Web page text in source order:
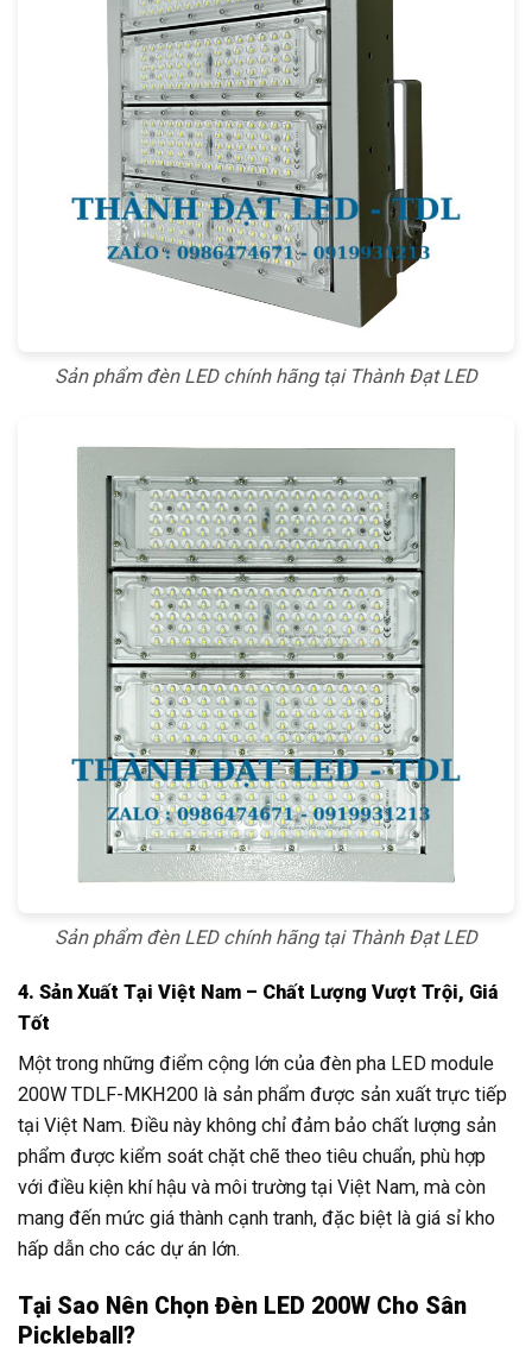
Sản phẩm đèn LED chính hãng tại Thành Đạt LED
Sản phẩm đèn LED chính hãng tại Thành Đạt LED
4. Sản Xuất Tại Việt Nam – Chất Lượng Vượt Trội, Giá
Tốt
Một trong những điểm cộng lớn của đèn pha LED module
200W TDLF-MKH200 là sản phẩm được sản xuất trực tiếp
tại Việt Nam. Điều này không chỉ đảm bảo chất lượng sản
phẩm được kiểm soát chặt chẽ theo tiêu chuẩn, phù hợp
với điều kiện khí hậu và môi trường tại Việt Nam, mà còn
mang đến mức giá thành cạnh tranh, đặc biệt là giá sỉ kho
hấp dẫn cho các dự án lớn.
Tại Sao Nên Chọn Đèn LED 200W Cho Sân
Pickleball?